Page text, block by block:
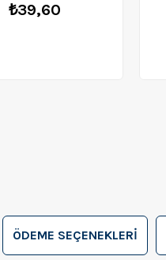
₺39,60
ÖDEME SEÇENEKLERI